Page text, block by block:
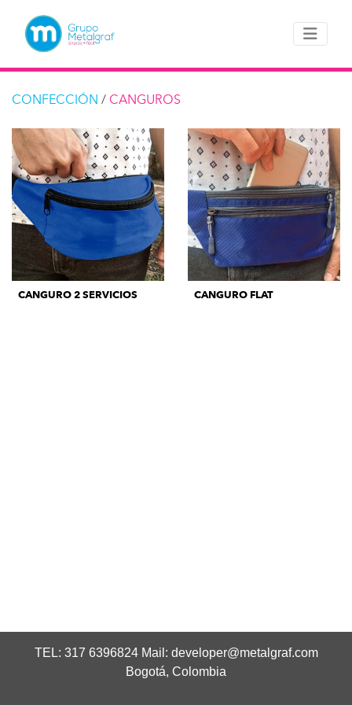
CONFECCIÓN / CANGUROS
CANGURO 2 SERVICIOS CANGURO FLAT
TEL: 317 6396824 Mail: developer@metalgraf.com
Bogotá, Colombia